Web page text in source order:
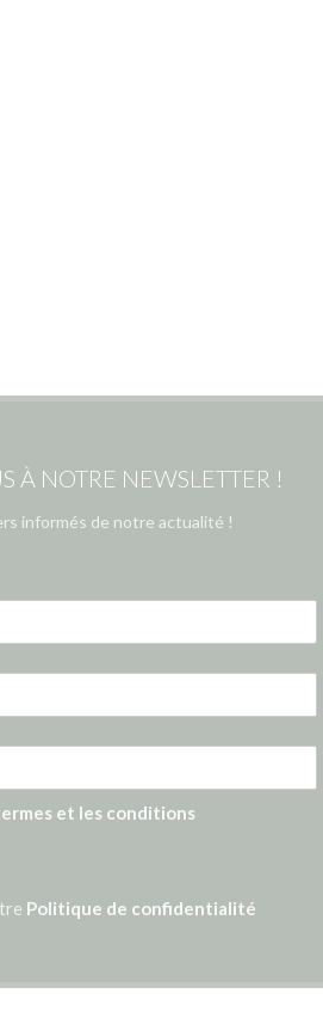
À NOTRE NEWSLETTER !
informés de notre actualité !
et les conditions
Politique de confidentialité